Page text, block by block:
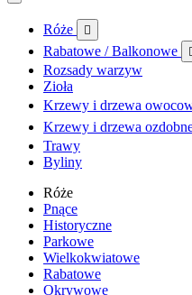
Róże 
Rabatowe / Balkonowe
Rozsady warzyw
Zioła
Krzewy i drzewa
Krzewy i drzewa
Trawy
Byliny
Róże
Pnące
Historyczne
Parkowe
Wielkokwiatowe
Rabatowe
Okrywowe